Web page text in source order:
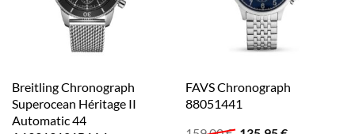
Breitling Chronograph
Superocean Héritage II
Automatic 44
FAVS Chronograph
88051441